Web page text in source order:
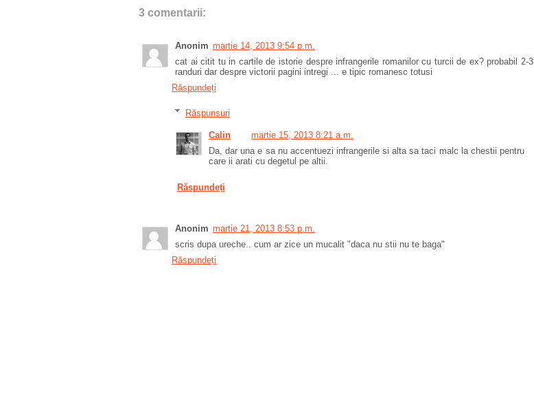
3 comentarii:
Anonim martie 14, 2013 9:54 p.m.
cat ai citit tu in cartile de istorie despre infrangerile romanilor cu turcii de ex? probabil 2-3
randuri dar despre victorii pagini intregi ... e tipic romanesc totusi
Răspundeți
Răspunsuri
Calin
martie 15, 2013 8:21 a.m.
Da, dar una e sa nu accentuezi infrangerile si alta sa taci malc la chestii pentru
care ii arati cu degetul pe altii.
Răspundeți
Anonim martie 21, 2013 8:53 p.m.
scris dupa ureche.. cum ar zice un mucalit "daca nu stii nu te baga"
Răspundeți